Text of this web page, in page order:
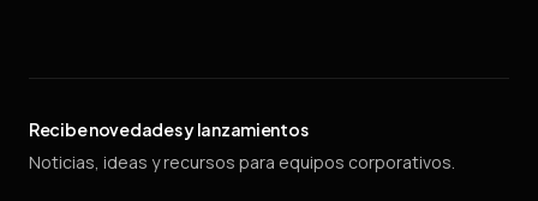
Recibe novedades y lanzamientos
Noticias, ideas y recursos para equipos corporativos.